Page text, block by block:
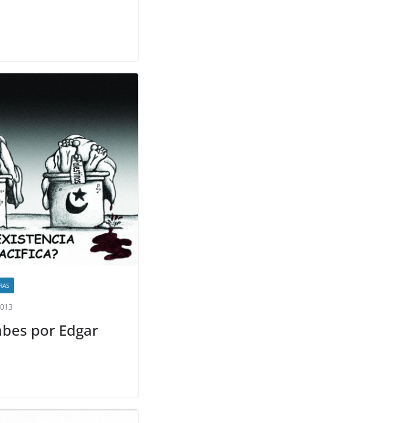
por Edgar